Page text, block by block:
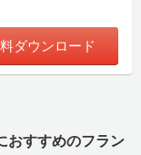
ダウンロード
おすすめのフラン